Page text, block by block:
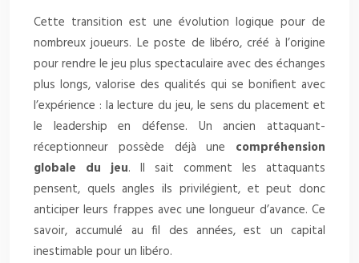
Cette transition est une évolution logique pour de
nombreux joueurs. Le poste de libéro, créé à l’origine
pour rendre le jeu plus spectaculaire avec des échanges
plus longs, valorise des qualités qui se bonifient avec
l’expérience : la lecture du jeu, le sens du placement et
le leadership en défense. Un ancien attaquant-
réceptionneur possède déjà une compréhension
globale du jeu. Il sait comment les attaquants
pensent, quels angles ils privilégient, et peut donc
anticiper leurs frappes avec une longueur d’avance. Ce
savoir, accumulé au fil des années, est un capital
inestimable pour un libéro.